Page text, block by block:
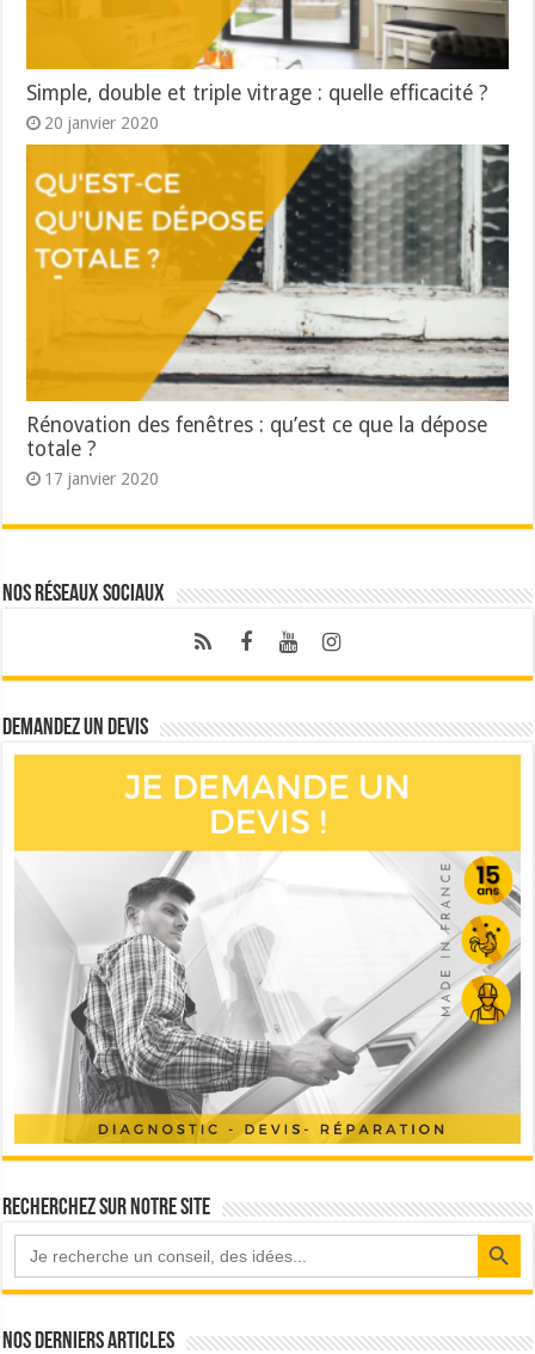
Simple, double et triple vitrage : quelle efficacité ?
20 janvier 2020
Rénovation des fenêtres : qu’est ce que la dépose
totale ?
17 janvier 2020
Nos réseaux sociaux
Demandez un devis
Recherchez sur notre site
Search Button
Nos derniers articles